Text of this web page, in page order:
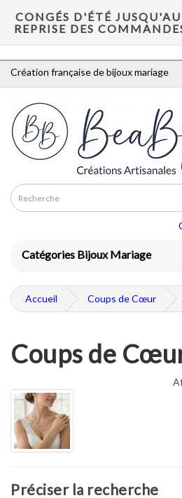
CONGÉS D'ÉTÉ
REPRISE DES
Création française de bijoux mariage
Catégories Bijoux Mariage
Accueil Coups de Cœur
Coups de
Préciser la recherche